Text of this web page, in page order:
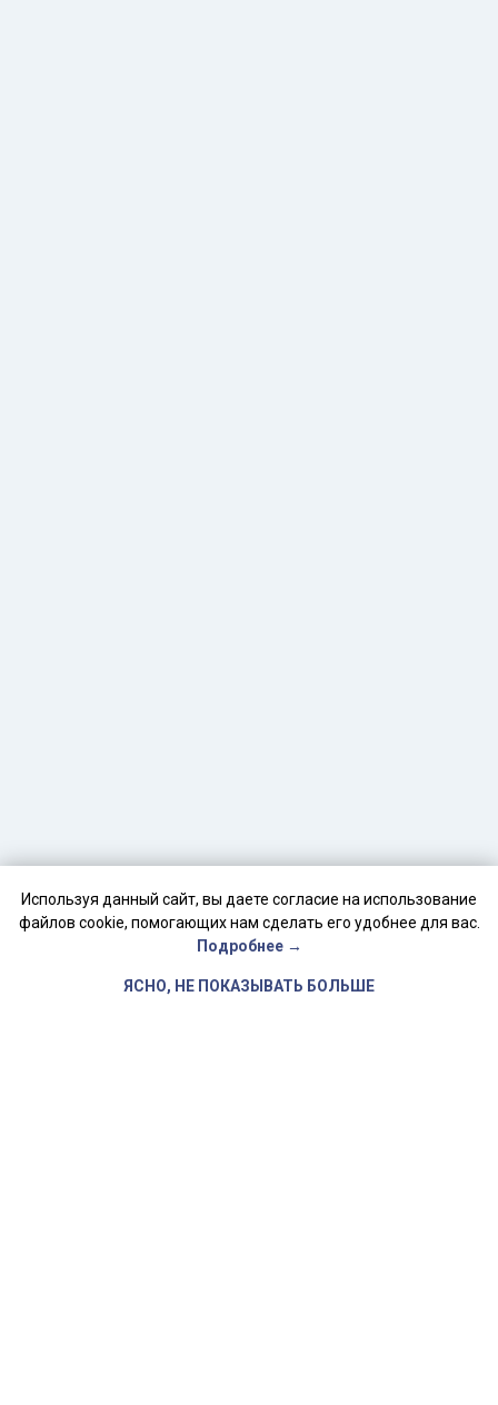
Используя данный сайт, вы даете согласие на использование
файлов cookie, помогающих нам сделать его удобнее для вас.
Подробнее →
ЯСНО, НЕ ПОКАЗЫВАТЬ БОЛЬШЕ